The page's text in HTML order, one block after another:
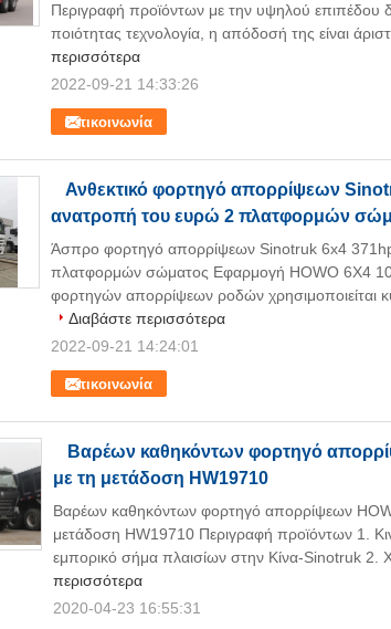
Επικοινωνία
Περιγραφή προϊόντων με την υψηλού επιπέδου
ποιότητας τεχνολογία, η απόδοσή της είναι
περισσότερα
2022-09-21 14:33:26
Ανθεκτικό φορτηγό απορρίψεων
ανατροπή του ευρώ 2 πλατφορμών
Επικοινωνία
Άσπρο φορτηγό απορρίψεων Sinotruk 6x4
πλατφορμών σώματος Εφαρμογή HOWO 6X4 10
φορτηγών απορρίψεων ροδών χρησιμοποιείται
Διαβάστε περισσότερα
2022-09-21 14:24:01
Βαρέων καθηκόντων φορτηγό
με τη μετάδοση HW19710
Βαρέων καθηκόντων φορτηγό απορρίψεων
μετάδοση HW19710 Περιγραφή προϊόντων 1.
εμπορικό σήμα πλαισίων στην Κίνα-Sinotruk 2.
περισσότερα
2020-04-23 16:55:31